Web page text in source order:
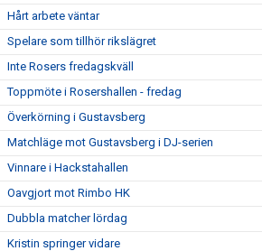
Hårt arbete väntar
Spelare som tillhör rikslägret
Inte Rosers fredagskväll
Toppmöte i Rosershallen - fredag
Överkörning i Gustavsberg
Matchläge mot Gustavsberg i DJ-serien
Vinnare i Hackstahallen
Oavgjort mot Rimbo HK
Dubbla matcher lördag
Kristin springer vidare